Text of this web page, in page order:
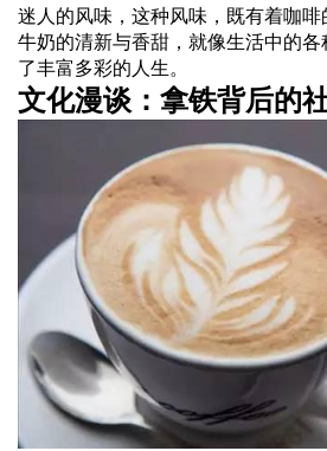
迷人的风味，这种风味，既有着咖
牛奶的清新与香甜，就像生活中的
了丰富多彩的人生。
文化漫谈：拿铁背后的